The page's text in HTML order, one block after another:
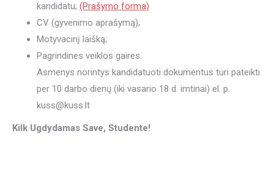
kandidatu; (Prašymo forma)
CV (gyvenimo aprašymą);
Motyvacinį laišką;
Pagrindines veiklos gaires.
Asmenys norintys kandidatuoti dokumentus turi pateikti
per 10 darbo dienų (iki vasario 18 d. imtinai) el. p.
kuss@kuss.lt
Kilk Ugdydamas Save, Studente!